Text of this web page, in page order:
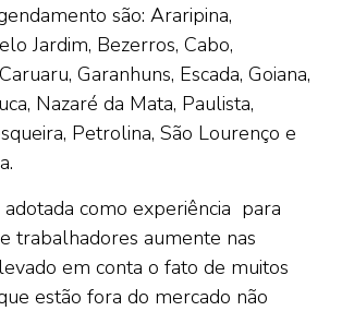
são: Araripina,
Jardim, Bezerros, Cabo,
Garanhuns, Escada, Goiana,
Nazaré da Mata, Paulista,
Petrolina, São Lourenço e
adotada como experiência para
trabalhadores aumente nas
em conta o fato de muitos
estão fora do mercado não